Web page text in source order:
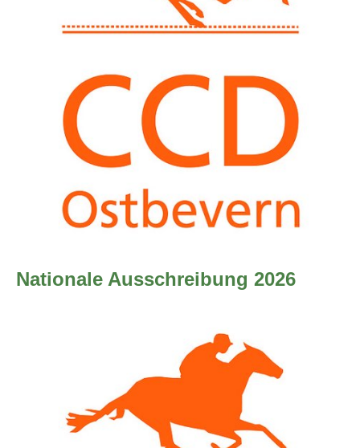
Nationale Ausschreibung 2026